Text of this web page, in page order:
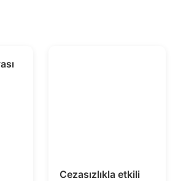
Cezasızlıkla etkili